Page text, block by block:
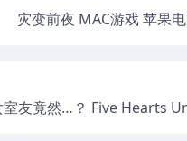
灾变前夜 MAC游戏 苹果
室友竟然…？ Five Hearts